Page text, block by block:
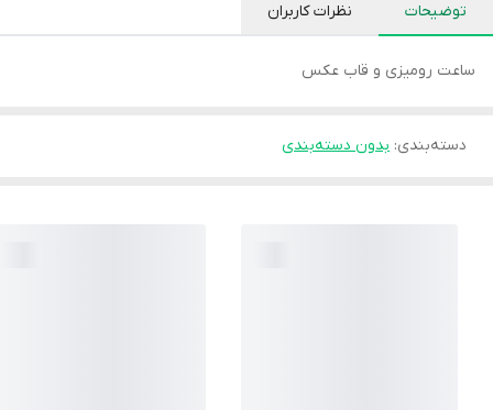
توضیحات نظرات کاربران
ساعت رومیزی و قاب عکس
دسته‌بندی: بدون دسته‌بندی